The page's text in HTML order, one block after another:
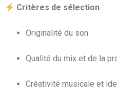
Critères de sélection:
Originalité du son
Qualité du mix et de la
Créativité musicale et